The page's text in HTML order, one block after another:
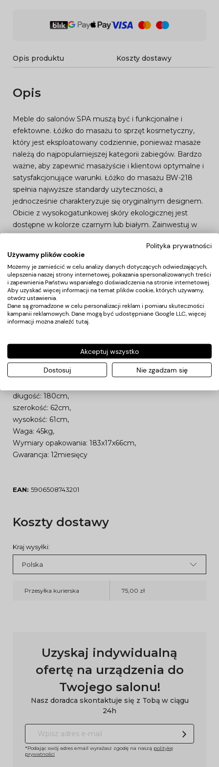
Opis produktu Koszty dostawy
Opis
Meble do salonów SPA muszą być i funkcjonalne i
efektowne. Łóżko do masażu to sprzęt kosmetyczny,
który jest eksploatowany codziennie, ponieważ masaże
należą do najpopularniejszej kategorii zabiegów. Bardzo
ważne, aby zapewnić masażyście i klientowi optymalne i
satysfakcjonujące warunki. Łóżko do masażu BW-218
spełnia najwyższe standardy użyteczności, a
jednocześnie charakteryzuje się oryginalnym designem.
Obicie z wysokogatunkowej skóry ekologicznej jest
dostępne w kolorze czarnym lub białym. Zainwestuj w
profesjonalne meble SPA!
Ręcznie regulowany kąt podparcia pleców.
Poduszki wykonane wysokiej jakości elastycznej pianki.
Obicie wykonane z wysokogatunkowej skóry
ekologicznej, łatwej w utrzymaniu czystości.
*Uchwyt na ręczniki nie jest częścią zestawu.
Dane techniczne:
Kolor: biały,
długość: 180cm,
szerokość: 62cm,
wysokość: 61cm,
Waga: 45kg,
Wymiary opakowania: 183x17x66cm,
Gwarancja: 12miesięcy
EAN: 5906508743201
Koszty dostawy
Kraj wysyłki:
Przesyłka kurierska 75,00 zł
Uzyskaj indywidualną
ofertę na urządzenia do
Twojego salonu!
Nasz doradca skontaktuje się z Tobą w ciągu
24h
*Podając swój adres email wyrażasz zgodę na naszą politykę
prywatności
Polityka prywatności
Używamy plików cookie
Możemy je zamieścić w celu analizy danych dotyczących odwiedzających,
ulepszenia naszej strony internetowej, pokazania spersonalizowanych treści
i zapewnienia Państwu wspaniałego doświadczenia na stronie internetowej.
Aby uzyskać więcej informacji na temat plików cookie, których używamy,
otwórz ustawienia.
Dane są gromadzone w celu personalizacji reklam i pomiaru skuteczności
kampanii reklamowych. Dane mogą być udostępniane Google LLC, więcej
informacji można znaleźć tutaj.
Akceptuj wszystko
Dostosuj Nie zgadzam się